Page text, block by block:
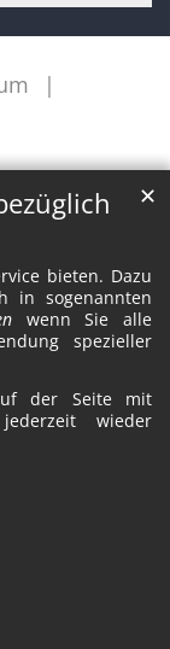
bieten. Dazu
in sogenannten
wenn Sie alle
spezieller
der Seite mit
wieder
✕